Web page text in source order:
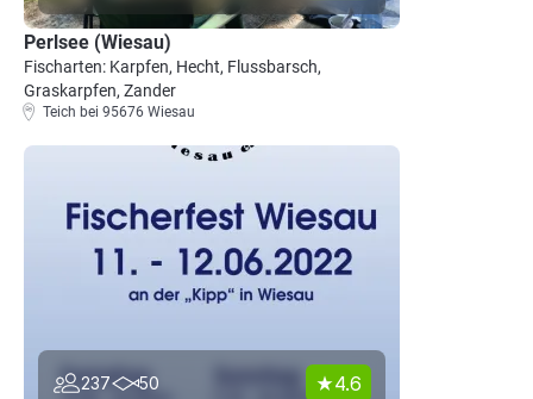
Perlsee (Wiesau)
Fischarten: Karpfen, Hecht, Flussbarsch,
Graskarpfen, Zander
Teich bei 95676 Wiesau
237 50 4.6